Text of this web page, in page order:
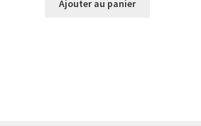
Ajouter au panier